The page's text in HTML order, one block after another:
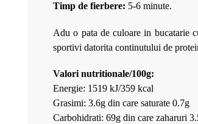
Timp de fierbere: 5-6 minute.
Adu o pata de culoare in bucatarie
sportivi datorita continutului de
Valori nutritionale/100g:
Energie: 1519 kJ/359 kcal
Grasimi: 3.6g din care saturate 0.7g
Carbohidrati: 69g din care zaharuri